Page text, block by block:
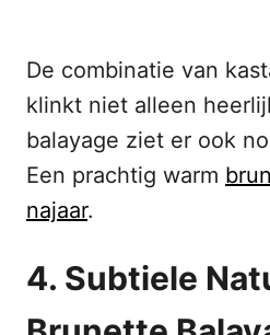
De combinatie van
klinkt niet alleen
balayage ziet er ook
Een prachtig warm
najaar.
4. Subtiele